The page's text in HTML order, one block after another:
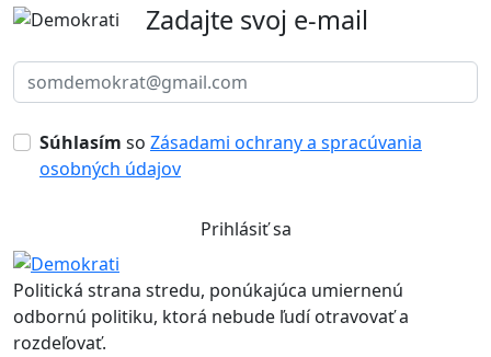
Zadajte svoj e-mail
Súhlasím so Zásadami ochrany a spracúvania
osobných údajov
Prihlásiť sa
Politická strana stredu, ponúkajúca umiernenú
odbornú politiku, ktorá nebude ľudí otravovať a
rozdeľovať.